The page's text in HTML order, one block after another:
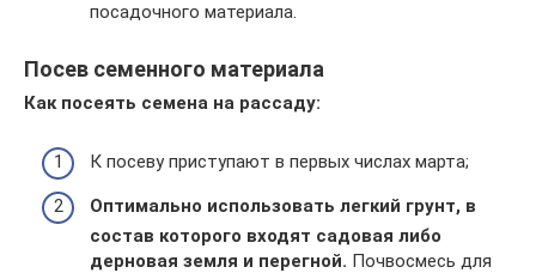
посадочного материала.
Посев семенного материала
Как посеять семена на рассаду:
К посеву приступают в первых числах марта;
Оптимально использовать легкий грунт, в
состав которого входят садовая либо
дерновая земля и перегной. Почвосмесь для